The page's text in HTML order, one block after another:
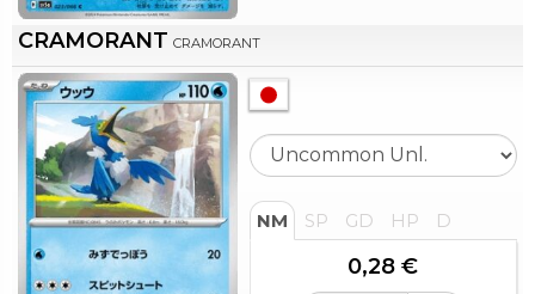
CRAMORANT CRAMORANT
NM SP GD HP D
0,28 €